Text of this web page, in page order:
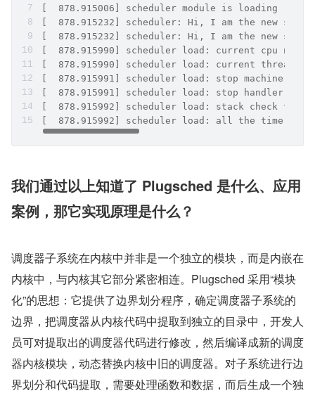
[  878.915006] scheduler module is loading
[  878.915232] scheduler: Hi, I am the new
[  878.915232] scheduler: Hi, I am the new
[  878.915990] scheduler load: current cpu
[  878.915990] scheduler load: current thread
[  878.915991] scheduler load: stop machine
[  878.915991] scheduler load: stop handler
[  878.915992] scheduler load: stack check
[  878.915992] scheduler load: all the time
我们通过以上知道了 Plugsched 是什么、应用
案例，那它实现原理是什么？
调度器子系统在内核中并非是一个独立的模块，而是内嵌在
内核中，与内核其它部分紧密相连。Plugsched 采用“模块
化”的思想：它提供了边界划分程序，确定调度器子系统的
边界，把调度器从内核代码中提取到独立的目录中，开发人
员可对提取出的调度器代码进行修改，然后编译成新的调度
器内核模块，动态替换内核中旧的调度器。对子系统进行边
界划分和代码提取，需要处理函数和数据，而后生成一个独